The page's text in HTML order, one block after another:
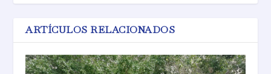
ARTÍCULOS RELACIONADOS